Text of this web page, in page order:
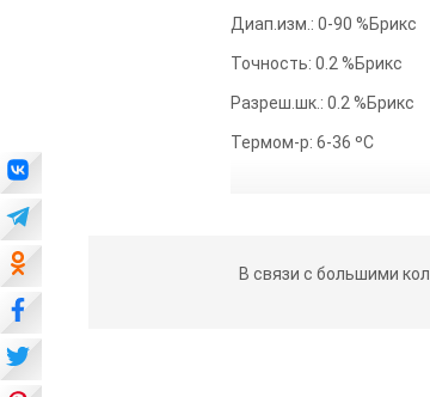
Диап.изм.: 0-90 %Брикс
Точность: 0.2 %Брикс
Разреш.шк.: 0.2 %Брикс
Термом-р: 6-36 ºС
В связи с большими